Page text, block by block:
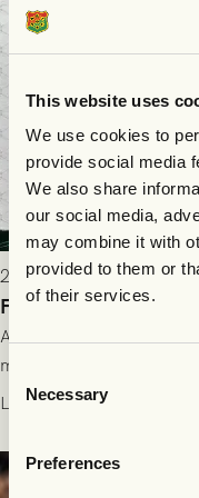
This website uses
We use cookies to
provide social media
We also share
our social media,
may combine it with
provided to them or
of their services.
Consent
Selection
Necessary
Preferences
2026-07-28 17:36
FC Nordsjælland
All information om hur
matchbiljett på plats i
som står på reservlista
Läs mer